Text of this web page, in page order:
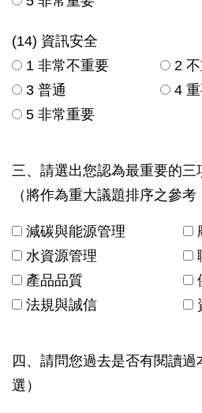
(14) 資訊安全
1 非常不重要
2
3 普通
4
5 非常重要
三、請選出您認為最重要的三
（將作為重大議題排序之參考
減碳與能源管理
水資源管理
產品品質
法規與誠信
四、請問您過去是否有閱讀
選）